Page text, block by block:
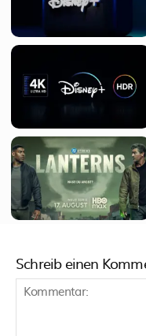
Schreib einen